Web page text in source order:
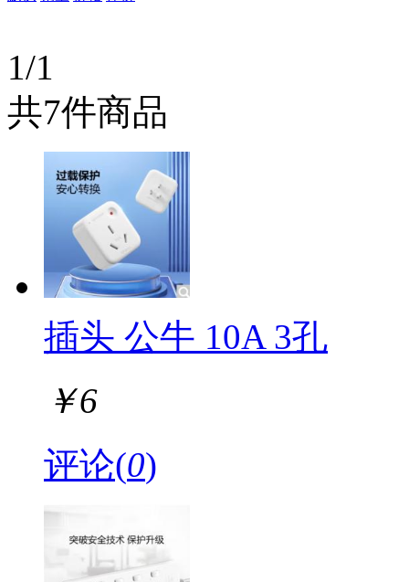
1/1
共7件商品
插头 公牛 10A 3孔
￥6
评论(0)